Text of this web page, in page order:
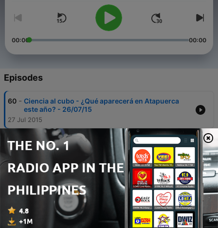
00:00 00:00
Episodes
60 - Ciencia al cubo - ¿Qué aparecerá en Atapuerca
este año? - 26/07/15
27 Jul 2015
59 -
Ciencia al cubo - Ángel León, el chef del mar,
experimenta en el laboratorio - 19/07/15
19 Jul 2015
Ciencia al cubo - ¿Son las grasas tan malas como
las pintan? - 12-07/15
11 Jul 2015
57 - Ciencia al cubo - Así eran los moradores de
Bizkaia hace medio millón de años - 05/07/15